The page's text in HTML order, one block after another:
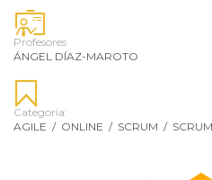
Profesores
ÁNGEL DÍAZ-MAROTO
Categoría:
AGILE / ONLINE / SCRUM /